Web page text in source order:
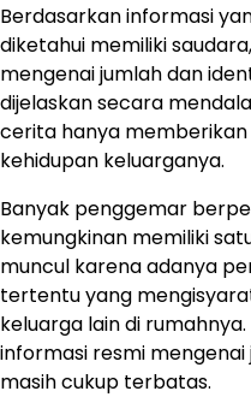
Berdasarkan informasi
diketahui memiliki
mengenai jumlah dan
dijelaskan secara
cerita hanya
kehidupan keluarganya.
Banyak penggemar
kemungkinan memiliki
muncul karena adanya
tertentu yang
keluarga lain di
informasi resmi
masih cukup terbatas.